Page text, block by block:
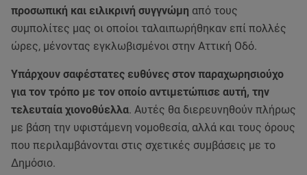
προσωπική και ειλικρινή συγγνώμη από τους
συμπολίτες μας οι οποίοι ταλαιπωρήθηκαν επί πολλές
ώρες, μένοντας εγκλωβισμένοι στην Αττική Οδό.
Υπάρχουν σαφέστατες ευθύνες στον παραχωρησιούχο
για τον τρόπο με τον οποίο αντιμετώπισε αυτή, την
τελευταία χιονοθύελλα. Αυτές θα διερευνηθούν πλήρως
με βάση την υφιστάμενη νομοθεσία, αλλά και τους όρους
που περιλαμβάνονται στις σχετικές συμβάσεις με το
Δημόσιο.